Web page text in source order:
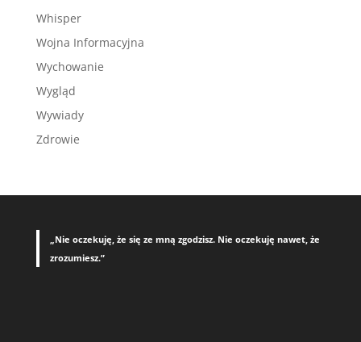
Whisper
Wojna Informacyjna
Wychowanie
Wygląd
Wywiady
Zdrowie
„Nie oczekuję, że się ze mną zgodzisz. Nie oczekuję nawet, że
zrozumiesz.”